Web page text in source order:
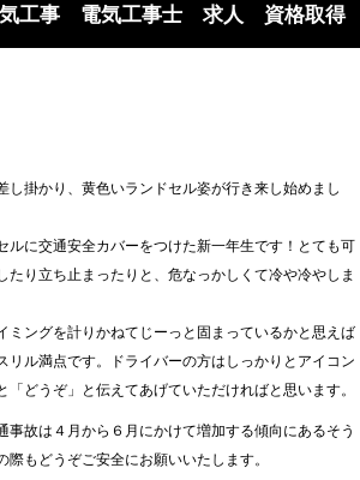
工事 電気工事士 求人 資格取得
し掛かり、黄色いランドセル姿が行き来し始めまし
に交通安全カバーをつけた新一年生です！とても可
たり立ち止まったりと、危なっかしくて冷や冷やしま
ミングを計りかねてじーっと固まっているかと思えば
リル満点です。ドライバーの方はしっかりとアイコン
「どうぞ」と伝えてあげていただければと思います。
事故は４月から６月にかけて増加する傾向にあるそう
もどうぞご安全にお願いいたします。